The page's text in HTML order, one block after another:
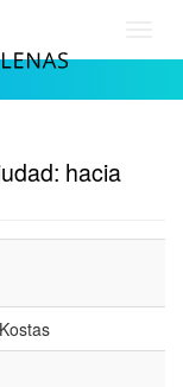
hacia